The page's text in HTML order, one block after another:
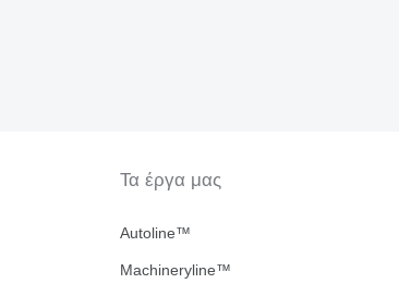
Τα έργα μας
Autoline™
Machineryline™